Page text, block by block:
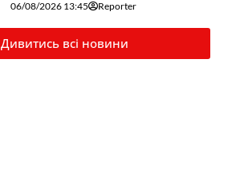
06/08/2026 13:45 Reporter
Дивитись всі новини